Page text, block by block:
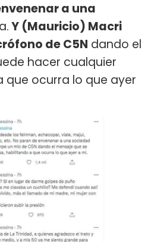
a una
Y (Mauricio) Macri
de C5N dando el
hacer cualquier
que ocurra lo que ayer